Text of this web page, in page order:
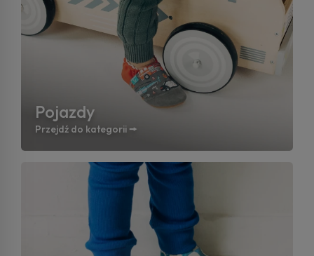
Pojazdy
Przejdź do kategorii 🠚